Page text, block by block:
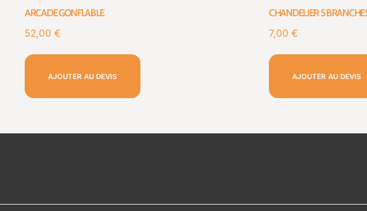
ARCADE GONFLABLE
52,00 €
AJOUTER AU DEVIS
CHANDELIER 5
7,00 €
AJOUTER AU DEVIS